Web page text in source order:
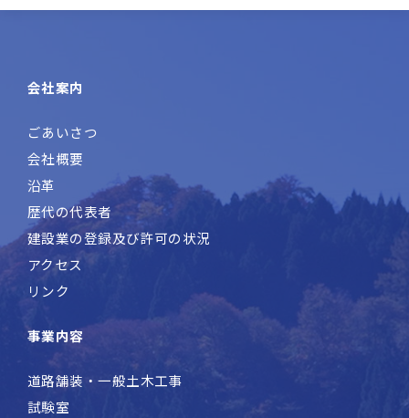
会社案内
ごあいさつ
会社概要
沿革
歴代の代表者
建設業の登録及び許可の状況
アクセス
リンク
事業内容
道路舗装・一般土木工事
試験室